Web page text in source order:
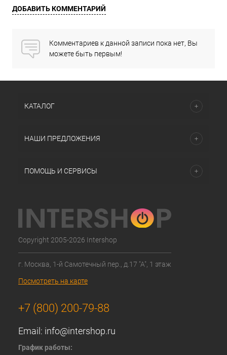
ДОБАВИТЬ КОММЕНТАРИЙ
Комментариев к данной записи пока нет, Вы
можете быть первым!
КАТАЛОГ
НАШИ ПРЕДЛОЖЕНИЯ
ПОМОЩЬ И СЕРВИСЫ
Copyright 2005-2026 Intershop
г. Москва, 1-й Самотечный пер., д.17 "А", 1 этаж
Посмотреть на карте
+7 (800) 200-79-88
Email: info@intershop.ru
График работы: